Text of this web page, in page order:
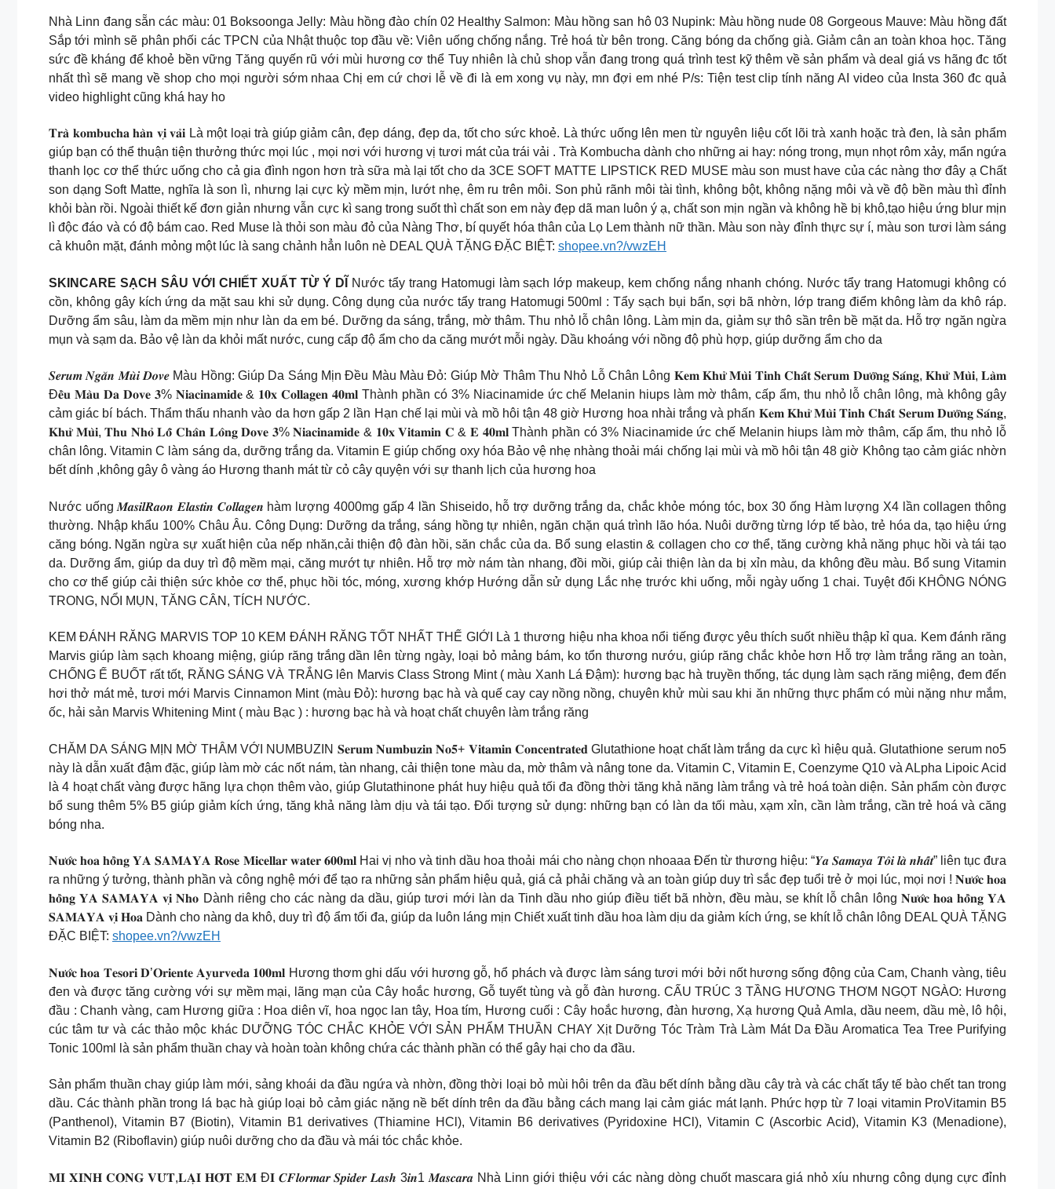
Nhà Linn đang sẵn các màu: 01 Boksoonga Jelly: Màu hồng đào chín 02 Healthy Salmon: Màu hồng san hô 03 Nupink: Màu hồng nude 08 Gorgeous Mauve: Màu hồng đất
Sắp tới mình sẽ phân phối các TPCN của Nhật thuộc top đầu về: Viên uống chống nắng. Trẻ hoá từ bên trong. Căng bóng da chống già. Giảm cân an toàn khoa học. Tăng
sức đề kháng để khoẻ bền vững Tăng quyến rũ với mùi hương cơ thể Tuy nhiên là chủ shop vẫn đang trong quá trình test kỹ thêm về sản phẩm và deal giá vs hãng đc tốt
nhất thì sẽ mang về shop cho mọi người sớm nhaa Chị em cứ chơi lễ về đi là em xong vụ này, mn đợi em nhé P/s: Tiện test clip tính năng AI video của Insta 360 đc quả
video highlight cũng khá hay ho
𝐓𝐫𝐚̀ 𝐤𝐨𝐦𝐛𝐮𝐜𝐡𝐚 𝐡𝐚̀𝐧 𝐯𝐢̣ 𝐯𝐚̉𝐢 Là một loại trà giúp giảm cân, đẹp dáng, đẹp da, tốt cho sức khoẻ. Là thức uống lên men từ nguyên liệu cốt lõi trà xanh hoặc trà đen, là sản phẩm
giúp bạn có thể thuận tiện thưởng thức mọi lúc , mọi nơi với hương vị tươi mát của trái vải . Trà Kombucha dành cho những ai hay: nóng trong, mụn nhọt rôm xảy, mẩn ngứa
thanh lọc cơ thể thức uống cho cả gia đình ngon hơn trà sữa mà lại tốt cho da 3CE SOFT MATTE LIPSTICK RED MUSE màu son must have của các nàng thơ đây ạ Chất
son dạng Soft Matte, nghĩa là son lì, nhưng lại cực kỳ mềm mịn, lướt nhẹ, êm ru trên môi. Son phủ rãnh môi tài tình, không bột, không nặng môi và về độ bền màu thì đỉnh
khỏi bàn rồi. Ngoài thiết kế đơn giản nhưng vẫn cực kì sang trong suốt thì chất son em này đẹp dã man luôn ý ạ, chất son mịn ngần và không hề bị khô,tạo hiệu ứng blur mịn
lì độc đáo và có độ bám cao. Red Muse là thỏi son màu đỏ của Nàng Thơ, bí quyết hóa thân của Lọ Lem thành nữ thần. Màu son này đỉnh thực sự í, màu son tươi làm sáng
cả khuôn mặt, đánh mỏng một lúc là sang chảnh hẳn luôn nè DEAL QUÀ TẶNG ĐẶC BIỆT: shopee.vn?/vwzEH
SKINCARE SẠCH SÂU VỚI CHIẾT XUẤT TỪ Ý DĨ
Nước tẩy trang Hatomugi làm sạch lớp makeup, kem chống nắng nhanh chóng. Nước tẩy trang Hatomugi không có
cồn, không gây kích ứng da mặt sau khi sử dụng. Công dụng của nước tẩy trang Hatomugi 500ml : Tẩy sạch bụi bẩn, sợi bã nhờn, lớp trang điểm không làm da khô ráp.
Dưỡng ẩm sâu, làm da mềm mịn như làn da em bé. Dưỡng da sáng, trắng, mờ thâm. Thu nhỏ lỗ chân lông. Làm mịn da, giảm sự thô sần trên bề mặt da. Hỗ trợ ngăn ngừa
mụn và sạm da. Bảo vệ làn da khỏi mất nước, cung cấp độ ẩm cho da căng mướt mỗi ngày. Dầu khoáng với nồng độ phù hợp, giúp dưỡng ẩm cho da
𝑺𝒆𝒓𝒖𝒎 𝑵𝒈𝒂̆𝒏 𝑴𝒖̀𝒊 𝑫𝒐𝒗𝒆 Màu Hồng: Giúp Da Sáng Mịn Đều Màu Màu Đỏ: Giúp Mờ Thâm Thu Nhỏ Lỗ Chân Lông 𝐊𝐞𝐦 𝐊𝐡𝐮̛̉ 𝐌𝐮̀𝐢 𝐓𝐢𝐧𝐡 𝐂𝐡𝐚̂́𝐭 𝐒𝐞𝐫𝐮𝐦 𝐃𝐮̛𝐨̛̃𝐧𝐠 𝐒𝐚́𝐧𝐠, 𝐊𝐡𝐮̛̉ 𝐌𝐮̀𝐢, 𝐋𝐚̀𝐦
Đ𝐞̂̀𝐮 𝐌𝐚̀𝐮 𝐃𝐚 𝐃𝐨𝐯𝐞 𝟑% 𝐍𝐢𝐚𝐜𝐢𝐧𝐚𝐦𝐢𝐝𝐞 & 𝟏𝟎𝐱 𝐂𝐨𝐥𝐥𝐚𝐠𝐞𝐧 𝟒𝟎𝐦𝐥 Thành phần có 3% Niacinamide ức chế Melanin hiups làm mờ thâm, cấp ẩm, thu nhỏ lỗ chân lông, mà không gây
cảm giác bí bách. Thẩm thấu nhanh vào da hơn gấp 2 lần Hạn chế lại mùi và mồ hôi tận 48 giờ Hương hoa nhài trắng và phấn 𝐊𝐞𝐦 𝐊𝐡𝐮̛̉ 𝐌𝐮̀𝐢 𝐓𝐢𝐧𝐡 𝐂𝐡𝐚̂́𝐭 𝐒𝐞𝐫𝐮𝐦 𝐃𝐮̛𝐨̛̃𝐧𝐠 𝐒𝐚́𝐧𝐠,
𝐊𝐡𝐮̛̉ 𝐌𝐮̀𝐢, 𝐓𝐡𝐮 𝐍𝐡𝐨̉ 𝐋𝐨̂̃ 𝐂𝐡𝐚̂𝐧 𝐋𝐨̂𝐧𝐠 𝐃𝐨𝐯𝐞 𝟑% 𝐍𝐢𝐚𝐜𝐢𝐧𝐚𝐦𝐢𝐝𝐞 & 𝟏𝟎𝐱 𝐕𝐢𝐭𝐚𝐦𝐢𝐧 𝐂 & 𝐄 𝟒𝟎𝐦𝐥 Thành phần có 3% Niacinamide ức chế Melanin hiups làm mờ thâm, cấp ẩm, thu nhỏ lỗ
chân lông. Vitamin C làm sáng da, dưỡng trắng da. Vitamin E giúp chống oxy hóa Bảo vệ nhẹ nhàng thoải mái chống lại mùi và mồ hôi tận 48 giờ Không tạo cảm giác nhờn
bết dính ,không gây ô vàng áo Hương thanh mát từ cỏ cây quyện với sự thanh lịch của hương hoa
Nước uống 𝑴𝒂𝒔𝒊𝒍𝑹𝒂𝒐𝒏 𝑬𝒍𝒂𝒔𝒕𝒊𝒏 𝑪𝒐𝒍𝒍𝒂𝒈𝒆𝒏 hàm lượng 4000mg gấp 4 lần Shiseido, hỗ trợ dưỡng trắng da, chắc khỏe móng tóc, box 30 ống Hàm lượng X4 lần collagen thông
thường. Nhập khẩu 100% Châu Âu. Công Dụng: Dưỡng da trắng, sáng hồng tự nhiên, ngăn chặn quá trình lão hóa. Nuôi dưỡng từng lớp tế bào, trẻ hóa da, tạo hiệu ứng
căng bóng. Ngăn ngừa sự xuất hiện của nếp nhăn,cải thiện độ đàn hồi, săn chắc của da. Bổ sung elastin & collagen cho cơ thể, tăng cường khả năng phục hồi và tái tạo
da. Dưỡng ẩm, giúp da duy trì độ mềm mại, căng mướt tự nhiên. Hỗ trợ mờ nám tàn nhang, đồi mồi, giúp cải thiện làn da bị xỉn màu, da không đều màu. Bổ sung Vitamin
cho cơ thể giúp cải thiện sức khỏe cơ thể, phục hồi tóc, móng, xương khớp Hướng dẫn sử dụng Lắc nhẹ trước khi uống, mỗi ngày uống 1 chai. Tuyệt đối KHÔNG NÓNG
TRONG, NỔI MỤN, TĂNG CÂN, TÍCH NƯỚC.
KEM ĐÁNH RĂNG MARVIS TOP 10 KEM ĐÁNH RĂNG TỐT NHẤT THẾ GIỚI Là 1 thương hiệu nha khoa nổi tiếng được yêu thích suốt nhiều thập kỉ qua. Kem đánh răng
Marvis giúp làm sạch khoang miệng, giúp răng trắng dần lên từng ngày, loại bỏ mảng bám, ko tổn thương nướu, giúp răng chắc khỏe hơn Hỗ trợ làm trắng răng an toàn,
CHỐNG Ế BUỐT rất tốt, RĂNG SÁNG VÀ TRẮNG lên Marvis Class Strong Mint ( màu Xanh Lá Đậm): hương bạc hà truyền thống, tác dụng làm sạch răng miệng, đem đến
hơi thở mát mẻ, tươi mới Marvis Cinnamon Mint (màu Đỏ): hương bạc hà và quế cay cay nồng nồng, chuyên khử mùi sau khi ăn những thực phẩm có mùi nặng như mắm,
ốc, hải sản Marvis Whitening Mint ( màu Bạc ) : hương bạc hà và hoạt chất chuyên làm trắng răng
CHĂM DA SÁNG MỊN MỜ THÂM VỚI NUMBUZIN 𝐒𝐞𝐫𝐮𝐦 𝐍𝐮𝐦𝐛𝐮𝐳𝐢𝐧 𝐍𝐨𝟓+ 𝐕𝐢𝐭𝐚𝐦𝐢𝐧 𝐂𝐨𝐧𝐜𝐞𝐧𝐭𝐫𝐚𝐭𝐞𝐝 Glutathione hoạt chất làm trắng da cực kì hiệu quả. Glutathione serum no5
này là dẫn xuất đậm đặc, giúp làm mờ các nốt nám, tàn nhang, cải thiện tone màu da, mờ thâm và nâng tone da. Vitamin C, Vitamin E, Coenzyme Q10 và ALpha Lipoic Acid
là 4 hoạt chất vàng được hãng lựa chọn thêm vào, giúp Glutathinone phát huy hiệu quả tối đa đồng thời tăng khả năng làm trắng và trẻ hoá toàn diện. Sản phẩm còn được
bổ sung thêm 5% B5 giúp giảm kích ứng, tăng khả năng làm dịu và tái tạo. Đối tượng sử dụng: những bạn có làn da tối màu, xạm xỉn, cần làm trắng, cần trẻ hoá và căng
bóng nha.
𝐍𝐮̛𝐨̛́𝐜 𝐡𝐨𝐚 𝐡𝐨̂̀𝐧𝐠 𝐘𝐀 𝐒𝐀𝐌𝐀𝐘𝐀 𝐑𝐨𝐬𝐞 𝐌𝐢𝐜𝐞𝐥𝐥𝐚𝐫 𝐰𝐚𝐭𝐞𝐫 𝟔𝟎𝟎𝐦𝐥 Hai vị nho và tinh dầu hoa thoải mái cho nàng chọn nhoaaa Đến từ thương hiệu: “𝒀𝒂 𝑺𝒂𝒎𝒂𝒚𝒂 𝑻𝒐̂𝒊 𝒍𝒂̀ 𝒏𝒉𝒂̂́𝒕” liên tục đưa
ra những ý tưởng, thành phần và công nghệ mới để tạo ra những sản phẩm hiệu quả, giá cả phải chăng và an toàn giúp duy trì sắc đẹp tuổi trẻ ở mọi lúc, mọi nơi ! 𝐍𝐮̛𝐨̛́𝐜 𝐡𝐨𝐚
𝐡𝐨̂̀𝐧𝐠 𝐘𝐀 𝐒𝐀𝐌𝐀𝐘𝐀 𝐯𝐢̣ 𝐍𝐡𝐨 Dành riêng cho các nàng da dầu, giúp tươi mới làn da Tinh dầu nho giúp điều tiết bã nhờn, đều màu, se khít lỗ chân lông 𝐍𝐮̛𝐨̛́𝐜 𝐡𝐨𝐚 𝐡𝐨̂̀𝐧𝐠 𝐘𝐀
𝐒𝐀𝐌𝐀𝐘𝐀 𝐯𝐢̣ 𝐇𝐨𝐚 Dành cho nàng da khô, duy trì độ ẩm tối đa, giúp da luôn láng mịn Chiết xuất tinh dầu hoa làm dịu da giảm kích ứng, se khít lỗ chân lông DEAL QUÀ TẶNG
ĐẶC BIỆT: shopee.vn?/vwzEH
𝐍𝐮̛𝐨̛́𝐜 𝐡𝐨𝐚 𝐓𝐞𝐬𝐨𝐫𝐢 𝐃’𝐎𝐫𝐢𝐞𝐧𝐭𝐞 𝐀𝐲𝐮𝐫𝐯𝐞𝐝𝐚 𝟏𝟎𝟎𝐦𝐥 Hương thơm ghi dấu với hương gỗ, hổ phách và được làm sáng tươi mới bởi nốt hương sống động của Cam, Chanh vàng, tiêu
đen và được tăng cường với sự mềm mại, lãng mạn của Cây hoắc hương, Gỗ tuyết tùng và gỗ đàn hương. CẤU TRÚC 3 TẦNG HƯƠNG THƠM NGỌT NGÀO: Hương
đầu : Chanh vàng, cam Hương giữa : Hoa diên vĩ, hoa ngọc lan tây, Hoa tím, Hương cuối : Cây hoắc hương, đàn hương, Xạ hương Quả Amla, dầu neem, dầu mè, lô hội,
cúc tâm tư và các thảo mộc khác DƯỠNG TÓC CHẮC KHỎE VỚI SẢN PHẨM THUẦN CHAY Xịt Dưỡng Tóc Tràm Trà Làm Mát Da Đầu Aromatica Tea Tree Purifying
Tonic 100ml là sản phẩm thuần chay và hoàn toàn không chứa các thành phần có thể gây hại cho da đầu.
Sản phẩm thuần chay giúp làm mới, sảng khoái da đầu ngứa và nhờn, đồng thời loại bỏ mùi hôi trên da đầu bết dính bằng dầu cây trà và các chất tẩy tế bào chết tan trong
dầu. Các thành phần trong lá bạc hà giúp loại bỏ cảm giác nặng nề bết dính trên da đầu bằng cách mang lại cảm giác mát lạnh. Phức hợp từ 7 loại vitamin ProVitamin B5
(Panthenol), Vitamin B7 (Biotin), Vitamin B1 derivatives (Thiamine HCl), Vitamin B6 derivatives (Pyridoxine HCl), Vitamin C (Ascorbic Acid), Vitamin K3 (Menadione),
Vitamin B2 (Riboflavin) giúp nuôi dưỡng cho da đầu và mái tóc chắc khỏe.
𝐌𝐈 𝐗𝐈𝐍𝐇 𝐂𝐎𝐍𝐆 𝐕𝐔́𝐓,𝐋𝐀̣𝐈 𝐇𝐎̂́𝐓 𝐄𝐌 Đ𝐈 𝑪𝑭𝒍𝒐𝒓𝒎𝒂𝒓 𝑺𝒑𝒊𝒅𝒆𝒓 𝑳𝒂𝒔𝒉 3𝒊𝒏1 𝑴𝒂𝒔𝒄𝒂𝒓𝒂 Nhà Linn giới thiệu với các nàng dòng chuốt mascara giá nhỏ xíu nhưng công dụng cực đỉnh